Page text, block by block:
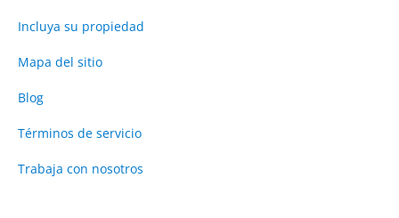
Incluya su propiedad
Mapa del sitio
Blog
Términos de servicio
Trabaja con nosotros